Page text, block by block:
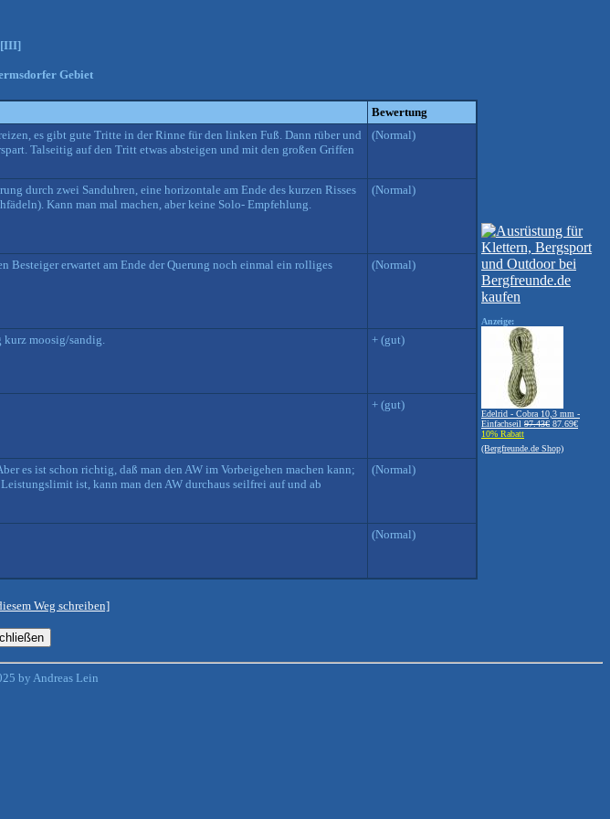
[III]
Gebiet
Bewertung
es gibt gute Tritte in der Rinne für den linken Fuß. Dann rüber und
Talseitig auf den Tritt etwas absteigen und mit den großen Griffen
(Normal)
durch zwei Sanduhren, eine horizontale am Ende des kurzen Risses
Kann man mal machen, aber keine Solo- Empfehlung.
(Normal)
Besteiger erwartet am Ende der Querung noch einmal ein rolliges
(Normal)
kurz moosig/sandig. + (gut)
+ (gut)
es ist schon richtig, daß man den AW im Vorbeigehen machen kann;
ist, kann man den AW durchaus seilfrei auf und ab
(Normal)
(Normal)
Anzeige:
Edelrid - Cobra 10,3 mm -
Einfachseil 97.43€ 87.69€
10% Rabatt
(Bergfreunde.de Shop)
Weg schreiben]
by Andreas Lein